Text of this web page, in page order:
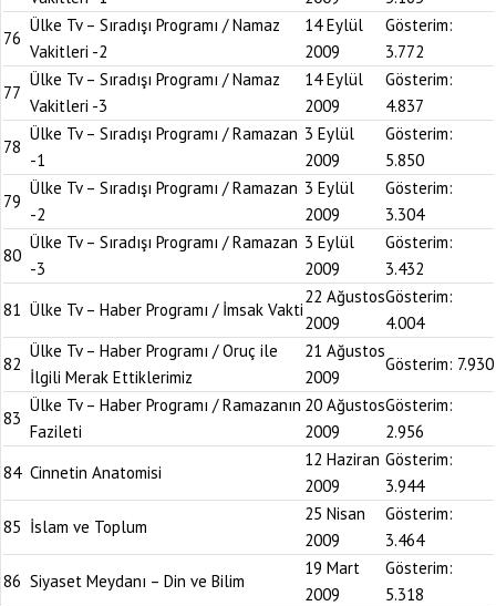
76
Ülke Tv – Sıradışı Programı / Namaz
Vakitleri -2
14 Eylül
2009
Gösterim:
3.772
77
Ülke Tv – Sıradışı Programı / Namaz
Vakitleri -3
14 Eylül
2009
Gösterim:
4.837
78
Ülke Tv – Sıradışı Programı / Ramazan
-1
3 Eylül
2009
Gösterim:
5.850
79
Ülke Tv – Sıradışı Programı / Ramazan
-2
3 Eylül
2009
Gösterim:
3.304
80
Ülke Tv – Sıradışı Programı / Ramazan
-3
3 Eylül
2009
Gösterim:
3.432
81 Ülke Tv – Haber Programı / İmsak Vakti
22 Ağustos
2009
Gösterim:
4.004
82
Ülke Tv – Haber Programı / Oruç ile
İlgili Merak Ettiklerimiz
21 Ağustos
2009
Gösterim: 7.930
83
Ülke Tv – Haber Programı / Ramazanın
Fazileti
20 Ağustos
2009
Gösterim:
2.956
84 Cinnetin Anatomisi
12 Haziran
2009
Gösterim:
3.944
85 İslam ve Toplum
25 Nisan
2009
Gösterim:
3.464
86 Siyaset Meydanı – Din ve Bilim
19 Mart
2009
Gösterim:
5.318